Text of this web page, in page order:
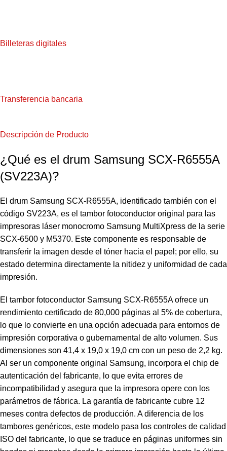
Billeteras digitales
Transferencia bancaria
Descripción de Producto
¿Qué es el drum Samsung SCX-R6555A
(SV223A)?
El drum Samsung SCX-R6555A, identificado también con el
código SV223A, es el tambor fotoconductor original para las
impresoras láser monocromo Samsung MultiXpress de la serie
SCX-6500 y M5370. Este componente es responsable de
transferir la imagen desde el tóner hacia el papel; por ello, su
estado determina directamente la nitidez y uniformidad de cada
impresión.
El tambor fotoconductor Samsung SCX-R6555A ofrece un
rendimiento certificado de 80,000 páginas al 5% de cobertura,
lo que lo convierte en una opción adecuada para entornos de
impresión corporativa o gubernamental de alto volumen. Sus
dimensiones son 41,4 x 19,0 x 19,0 cm con un peso de 2,2 kg.
Al ser un componente original Samsung, incorpora el chip de
autenticación del fabricante, lo que evita errores de
incompatibilidad y asegura que la impresora opere con los
parámetros de fábrica. La garantía de fabricante cubre 12
meses contra defectos de producción. A diferencia de los
tambores genéricos, este modelo pasa los controles de calidad
ISO del fabricante, lo que se traduce en páginas uniformes sin